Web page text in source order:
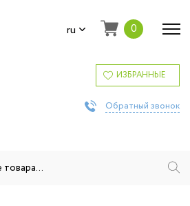
ru 0
ИЗБРАННЫЕ
Обратный звонок